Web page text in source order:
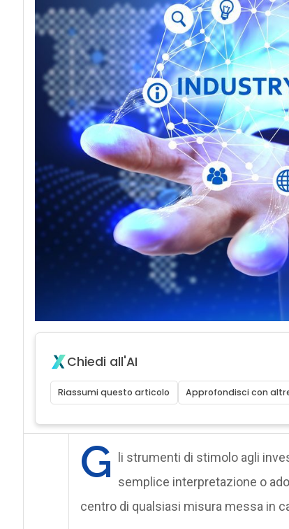
Chiedi all'AI
Riassumi questo articolo Approfondisci con
G li strumenti di stimolo agli
semplice interpretazione o
centro di qualsiasi misura messa in